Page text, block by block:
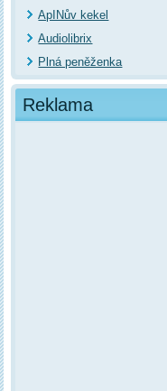
ApINův kekel
Audiolibrix
Plná peněženka
Reklama